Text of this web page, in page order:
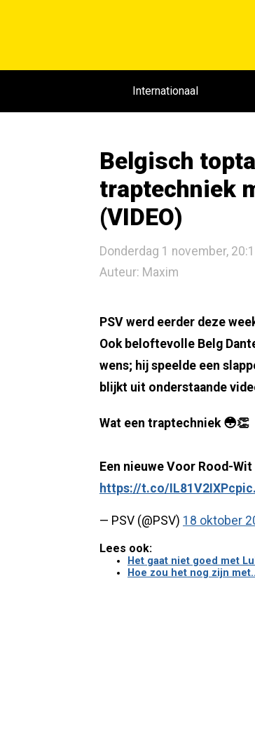
Internationaal
Belgisch
traptechniek
(VIDEO)
Donderdag 1 november,
Auteur: Maxim
PSV werd eerder deze
Ook beloftevolle Belg
wens; hij speelde een
blijkt uit onderstaande
Wat een traptechniek 😳👏
Een nieuwe Voor Rood-
https://t.co/IL81V2IXPc
— PSV (@PSV) 18 oktober
Lees ook:
Het gaat niet goed met
Hoe zou het nog zijn